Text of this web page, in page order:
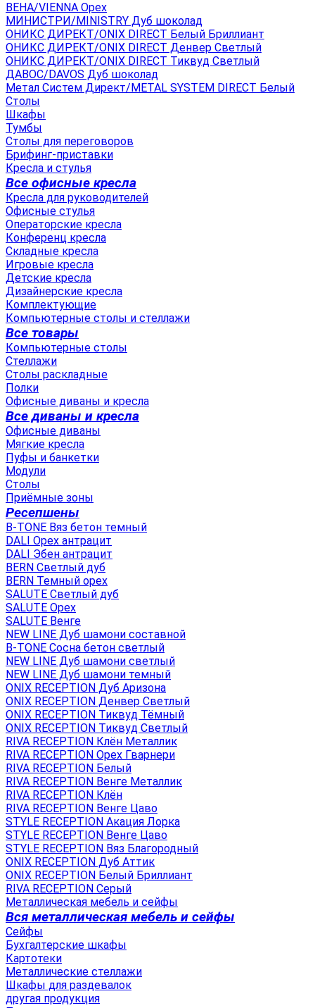
ВЕНА/VIENNA Орех
МИНИСТРИ/MINISTRY Дуб шоколад
ОНИКС ДИРЕКТ/ONIX DIRECT Белый Бриллиант
ОНИКС ДИРЕКТ/ONIX DIRECT Денвер Светлый
ОНИКС ДИРЕКТ/ONIX DIRECT Тиквуд Светлый
ДАВОС/DAVOS Дуб шоколад
Метал Систем Директ/METAL SYSTEM DIRECT Белый
Столы
Шкафы
Тумбы
Столы для переговоров
Брифинг-приставки
Кресла и стулья
Все офисные кресла
Кресла для руководителей
Офисные стулья
Операторские кресла
Конференц кресла
Складные кресла
Игровые кресла
Детские кресла
Дизайнерские кресла
Комплектующие
Компьютерные столы и стеллажи
Все товары
Компьютерные столы
Стеллажи
Столы раскладные
Полки
Офисные диваны и кресла
Все диваны и кресла
Офисные диваны
Мягкие кресла
Пуфы и банкетки
Модули
Столы
Приёмные зоны
Ресепшены
B-TONE Вяз бетон темный
DALI Орех антрацит
DALI Эбен антрацит
BERN Светлый дуб
BERN Темный орех
SALUTE Светлый дуб
SALUTE Орех
SALUTE Венге
NEW LINE Дуб шамони составной
B-TONE Сосна бетон светлый
NEW LINE Дуб шамони светлый
NEW LINE Дуб шамони темный
ONIX RECEPTION Дуб Аризона
ONIX RECEPTION Денвер Светлый
ONIX RECEPTION Тиквуд Тёмный
ONIX RECEPTION Тиквуд Светлый
RIVA RECEPTION Клён Металлик
RIVA RECEPTION Орех Гварнери
RIVA RECEPTION Белый
RIVA RECEPTION Венге Металлик
RIVA RECEPTION Клён
RIVA RECEPTION Венге Цаво
STYLE RECEPTION Акация Лорка
STYLE RECEPTION Венге Цаво
STYLE RECEPTION Вяз Благородный
ONIX RECEPTION Дуб Аттик
ONIX RECEPTION Белый Бриллиант
RIVA RECEPTION Серый
Металлическая мебель и сейфы
Вся металлическая мебель и сейфы
Сейфы
Бухгалтерские шкафы
Картотеки
Металлические стеллажи
Шкафы для раздевалок
другая продукция